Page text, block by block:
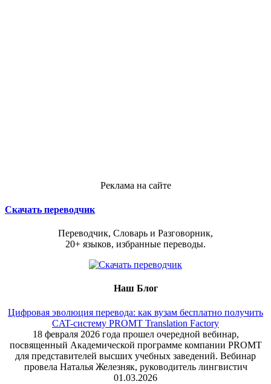
Реклама на сайте
Скачать переводчик
Переводчик, Словарь и Разговорник,
20+ языков, избранные переводы.
Наш Блог
Цифровая эволюция перевода: как вузам бесплатно получить
CAT-систему PROMT Translation Factory
18 февраля 2026 года прошел очередной вебинар,
посвященный Академической программе компании PROMT
для представителей высших учебных заведений. Вебинар
провела Наталья Железняк, руководитель лингвистич
01.03.2026